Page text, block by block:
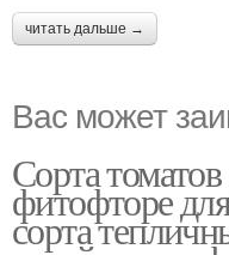
читать дальше →
Вас может
Сорта
фитофторе
сорта